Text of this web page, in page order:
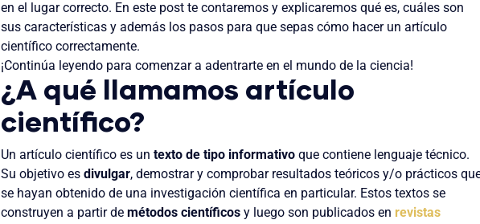
en el lugar correcto. En este post te contaremos y explicaremos qué es, cuáles son
sus características y además los pasos para que sepas cómo hacer un artículo
científico correctamente.
¡Continúa leyendo para comenzar a adentrarte en el mundo de la ciencia!
¿A qué llamamos artículo
científico?
Un artículo científico es un texto de tipo informativo que contiene lenguaje técnico.
Su objetivo es divulgar, demostrar y comprobar resultados teóricos y/o prácticos
se hayan obtenido de una investigación científica en particular. Estos textos se
construyen a partir de métodos científicos y luego son publicados en revistas